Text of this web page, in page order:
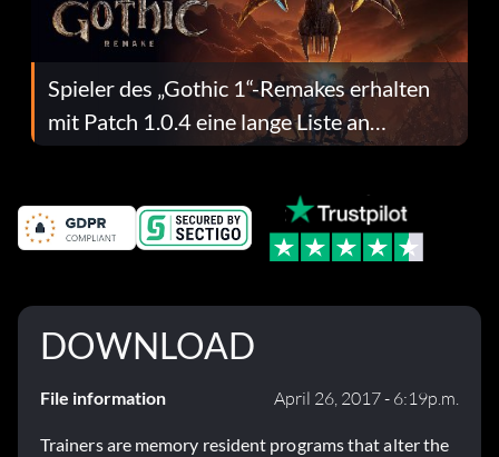
Spieler des „Gothic 1“-Remakes erhalten
mit Patch 1.0.4 eine lange Liste an
Fehlerbehebungen
DOWNLOAD
File information April 26, 2017 - 6:19p.m.
Trainers are memory resident programs that alter the